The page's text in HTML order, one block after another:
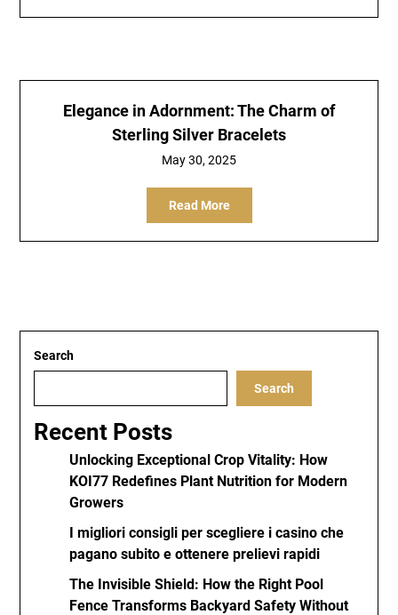
Elegance in Adornment: The Charm of
Sterling Silver Bracelets
May 30, 2025
Read More
Search
Search
Recent Posts
Unlocking Exceptional Crop Vitality: How
KOI77 Redefines Plant Nutrition for Modern
Growers
I migliori consigli per scegliere i casino che
pagano subito e ottenere prelievi rapidi
The Invisible Shield: How the Right Pool
Fence Transforms Backyard Safety Without